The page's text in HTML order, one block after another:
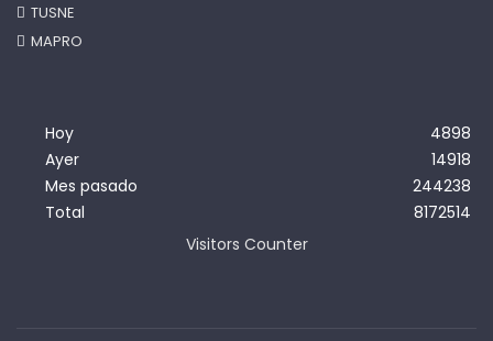
TUSNE
MAPRO
Hoy
Ayer
Mes pasado
Total
4898
14918
244238
8172514
Visitors Counter